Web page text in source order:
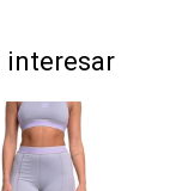
interesar